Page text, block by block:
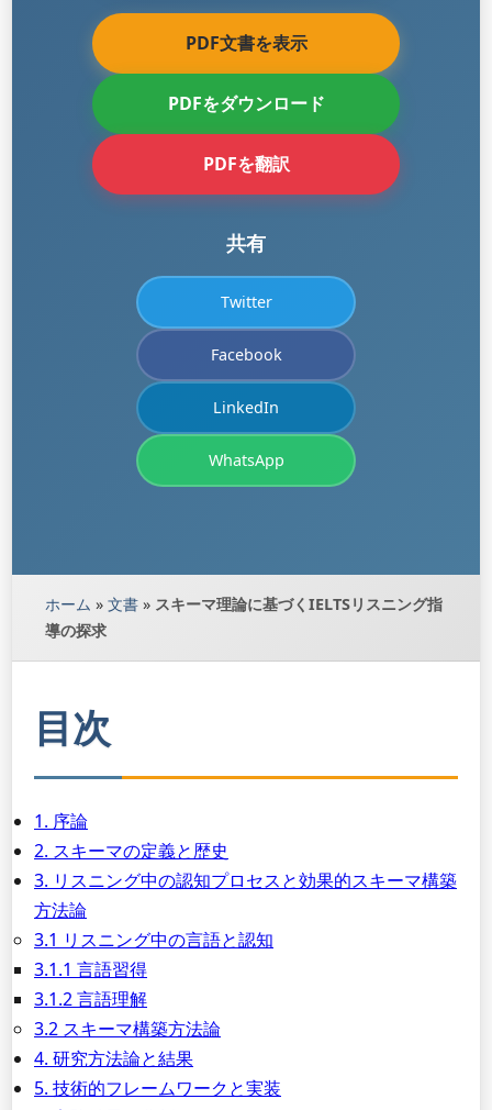
PDF文書を表示
PDFをダウンロード
PDFを翻訳
共有
Twitter
Facebook
LinkedIn
WhatsApp
ホーム » 文書 » スキーマ理論に基づくIELTSリスニング指
導の探求
目次
1. 序論
2. スキーマの定義と歴史
3. リスニング中の認知プロセスと効果的スキーマ構築
方法論
3.1 リスニング中の言語と認知
3.1.1 言語習得
3.1.2 言語理解
3.2 スキーマ構築方法論
4. 研究方法論と結果
5. 技術的フレームワークと実装